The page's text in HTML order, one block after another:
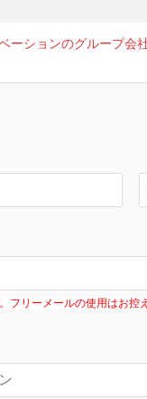
ションのグループ会
リーメールの使用はお控